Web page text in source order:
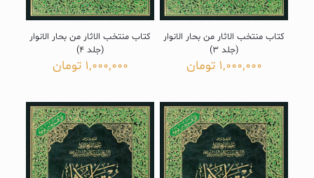
کتاب منتخب الاثار من بحار الانوار
(جلد 3)
1,000,000 تومان
کتاب منتخب الاثار من بحار الانوار
(جلد 4)
1,000,000 تومان